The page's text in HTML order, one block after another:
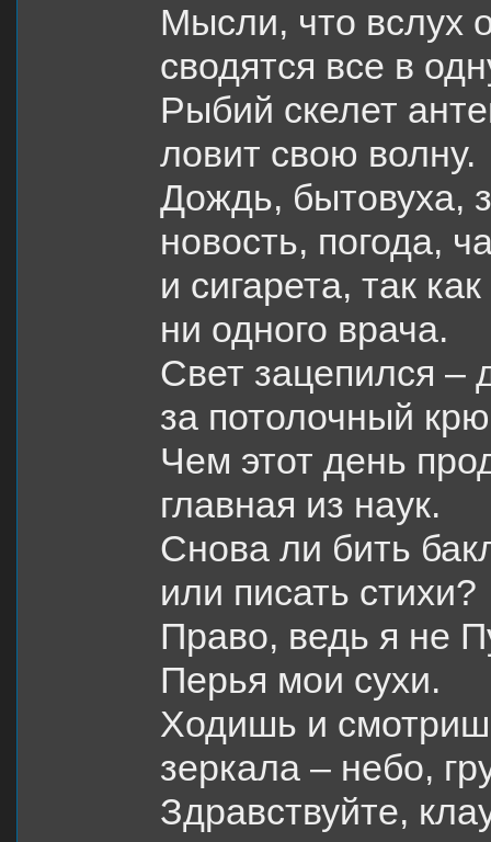
Мысли, что вслух
сводятся все в
Рыбий скелет
ловит свою волну.
Дождь, бытовуха,
новость, погода,
и сигарета, так как
ни одного врача.
Свет зацепился –
за потолочный
Чем этот день
главная из наук.
Снова ли бить
или писать стихи?
Право, ведь я не
Перья мои сухи.
Ходишь и
зеркала – небо,
Здравствуйте,